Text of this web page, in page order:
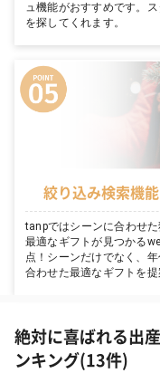
ュ機能がおすすめです。
を探してくれます。
絞り込み検索機
tanpではシーンに合わせ
最適なギフトが見つかる
点！シーンだけでなく、
合わせた最適なギフトを提
絶対に喜ばれる出
ンキング(13件)